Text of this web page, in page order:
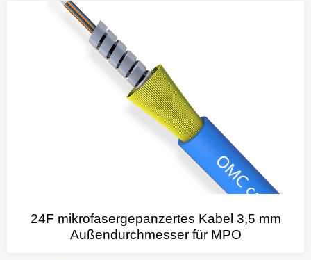
24F mikrofasergepanzertes Kabel 3,5 mm
Außendurchmesser für MPO